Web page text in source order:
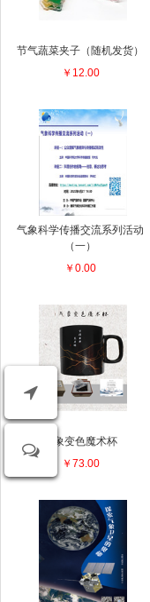
节气蔬菜夹子（随机发货）
￥12.00
气象科学传播交流系列活动
（一）
￥0.00
气象变色魔术杯
￥73.00